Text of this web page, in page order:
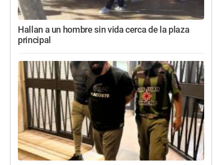
Hallan a un hombre sin vida cerca de la plaza
principal